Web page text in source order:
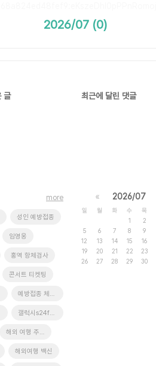
2026/07 (0)
글 최근에 달린 댓글
성인 예방접종
임영웅
홍역 항체검사
콘서트 티켓팅
예방접종 체크리스트
갤럭시s24fe 가격
해외 여행 주사
해외여행 백신
more « 2026/07
일 월 화 수 목
1
2
5
6 7 8 9
12
13 14 15 16
19
20 21 22 23
26
27 28 29 30